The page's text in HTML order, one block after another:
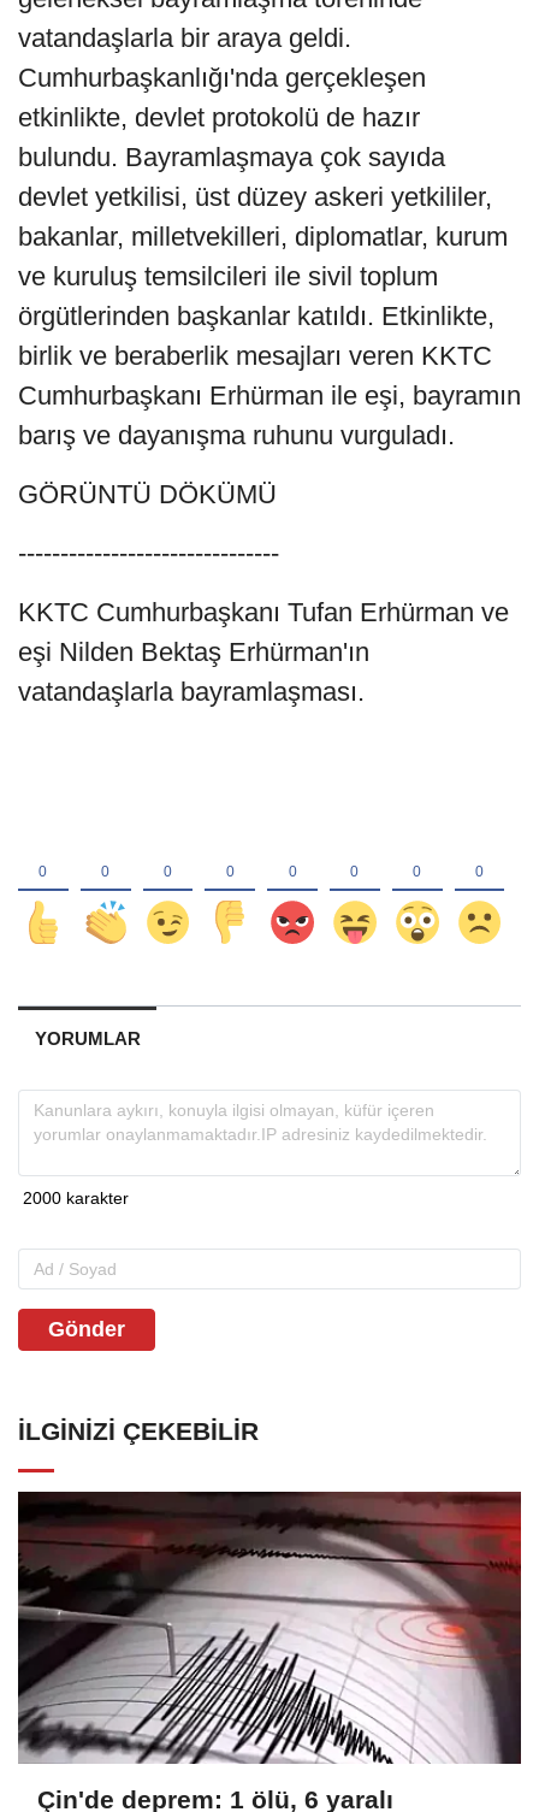
vatandaşlarla bir araya geldi.
Cumhurbaşkanlığı'nda gerçekleşen
etkinlikte, devlet protokolü de hazır
bulundu. Bayramlaşmaya çok sayıda
devlet yetkilisi, üst düzey askeri yetkililer,
bakanlar, milletvekilleri, diplomatlar, kurum
ve kuruluş temsilcileri ile sivil toplum
örgütlerinden başkanlar katıldı. Etkinlikte,
birlik ve beraberlik mesajları veren KKTC
Cumhurbaşkanı Erhürman ile eşi, bayramın
barış ve dayanışma ruhunu vurguladı.
GÖRÜNTÜ DÖKÜMÜ
-------------------------------
KKTC Cumhurbaşkanı Tufan Erhürman ve
eşi Nilden Bektaş Erhürman'ın
vatandaşlarla bayramlaşması.
YORUMLAR
Gönder
İLGINIZI ÇEKEBILIR
Çin'de deprem: 1 ölü, 6 yaralı